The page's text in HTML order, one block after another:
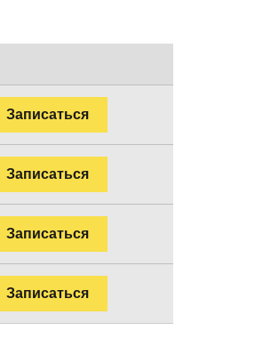
Записаться
Записаться
Записаться
Записаться